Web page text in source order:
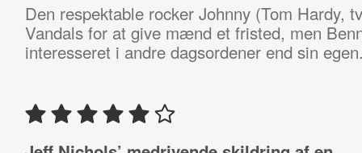
Den respektable rocker Johnny (Tom Hardy,
Vandals for at give mænd et fristed, men
interesseret i andre dagsordener end sin